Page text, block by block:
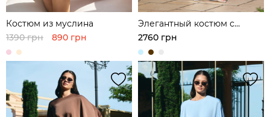
Костюм из муслина
1390 грн
890 грн
Элегантный костюм с
асимметричной туникой и
широкими брюками из
шелка
2760 грн